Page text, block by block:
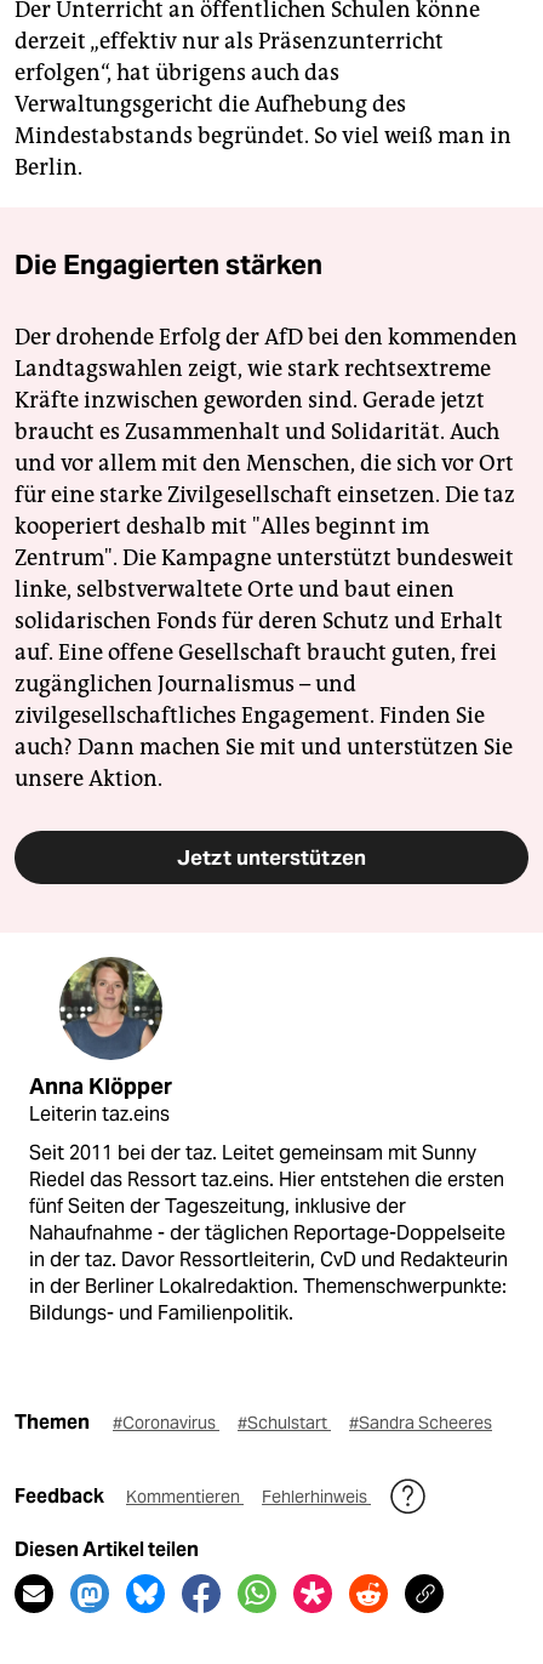
Der Unterricht an öffentlichen Schulen könne
derzeit „effektiv nur als Präsenzunterricht
erfolgen“, hat übrigens auch das
Verwaltungsgericht die Aufhebung des
Mindestabstands begründet. So viel weiß man in
Berlin.
Die Engagierten stärken
Der drohende Erfolg der AfD bei den kommenden
Landtagswahlen zeigt, wie stark rechtsextreme
Kräfte inzwischen geworden sind. Gerade jetzt
braucht es Zusammenhalt und Solidarität. Auch
und vor allem mit den Menschen, die sich vor Ort
für eine starke Zivilgesellschaft einsetzen. Die taz
kooperiert deshalb mit "Alles beginnt im
Zentrum". Die Kampagne unterstützt bundesweit
linke, selbstverwaltete Orte und baut einen
solidarischen Fonds für deren Schutz und Erhalt
auf. Eine offene Gesellschaft braucht guten, frei
zugänglichen Journalismus – und
zivilgesellschaftliches Engagement. Finden Sie
auch? Dann machen Sie mit und unterstützen Sie
unsere Aktion.
Jetzt unterstützen
Anna Klöpper
Leiterin taz.eins
Seit 2011 bei der taz. Leitet gemeinsam mit Sunny
Riedel das Ressort taz.eins. Hier entstehen die ersten
fünf Seiten der Tageszeitung, inklusive der
Nahaufnahme - der täglichen Reportage-Doppelseite
in der taz. Davor Ressortleiterin, CvD und Redakteurin
in der Berliner Lokalredaktion. Themenschwerpunkte:
Bildungs- und Familienpolitik.
Themen #Coronavirus #Schulstart #Sandra Scheeres
Feedback Kommentieren Fehlerhinweis
Diesen Artikel teilen